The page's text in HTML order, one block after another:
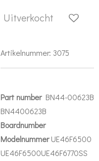
Uitverkocht
Artikelnummer: 3075
Part number BN44-00623B
BN4400623B
Boardnumber
ModelnummerUE46F6500
UE46F6500UE46F6770SS